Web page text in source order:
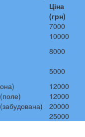
Ціна
(грн)
7000
10000
8000
5000
12000
12000
20000
25000